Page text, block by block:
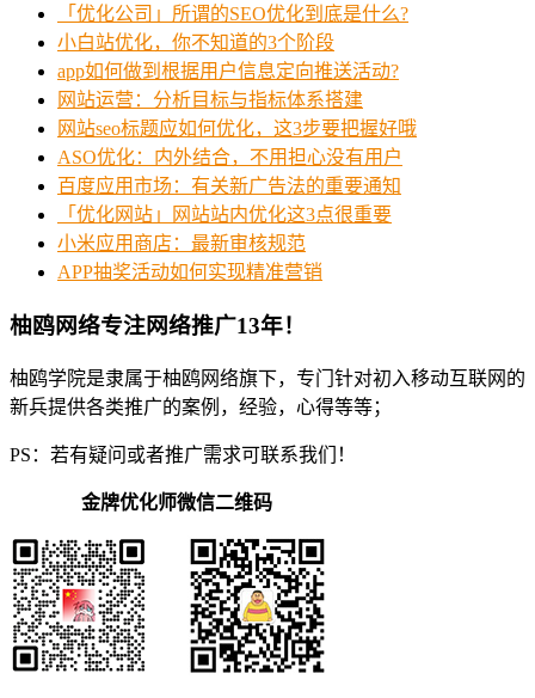
「优化公司」所谓的SEO优化到底是什么?
小白站优化，你不知道的3个阶段
app如何做到根据用户信息定向推送活动?
网站运营：分析目标与指标体系搭建
网站seo标题应如何优化，这3步要把握好哦
ASO优化：内外结合，不用担心没有用户
百度应用市场：有关新广告法的重要通知
「优化网站」网站站内优化这3点很重要
小米应用商店：最新审核规范
APP抽奖活动如何实现精准营销
柚鸥网络专注网络推广13年！
柚鸥学院是隶属于柚鸥网络旗下，专门针对初入移动互联网的
新兵提供各类推广的案例，经验，心得等等；
PS：若有疑问或者推广需求可联系我们！
金牌优化师微信二维码